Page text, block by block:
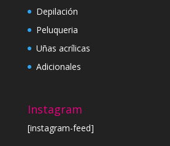
Depilación
Peluqueria
Uñas acrílicas
Adicionales
Instagram
[instagram-feed]